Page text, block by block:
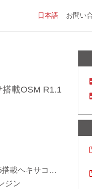
お問い
日本語
搭載OSM R1.1
Genio 510 SoC
ジン